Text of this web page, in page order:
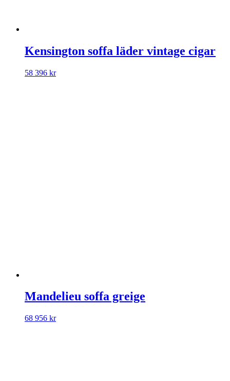
Kensington soffa läder vintage cigar
58 396 kr
Mandelieu soffa greige
68 956 kr